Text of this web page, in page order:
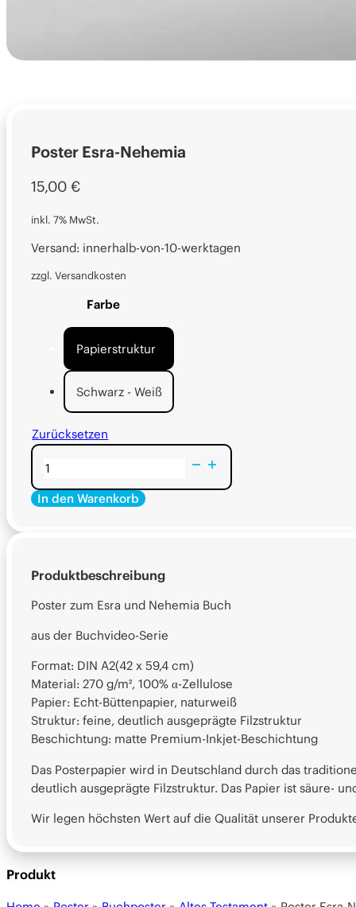
Poster Esra-Nehemia
15,00€
inkl. 7% MwSt.
Versand: innerhalb-von-10-werktagen
zzgl. Versandkosten
Farbe
Papierstruktur
Schwarz - Weiß
Zurücksetzen
Poster
Nehemia
In den Warenkorb
Produktbeschreibung
Poster zum Esra und Nehemia Buch
aus der Buchvideo-Serie
Format: DIN A2(42 x 59,4 cm)
Material: 270 g/m², 100% α-Zellulose
Papier: Echt-Büttenpapier, naturweiß
Struktur: feine, deutlich ausgeprägte Filzstruktur
Beschichtung: matte Premium-Inkjet-Beschichtung
Das Posterpapier wird in Deutschland durch das
deutlich ausgeprägte Filzstruktur. Das Papier ist säure-
Wir legen höchsten Wert auf die Qualität unserer
Produkt